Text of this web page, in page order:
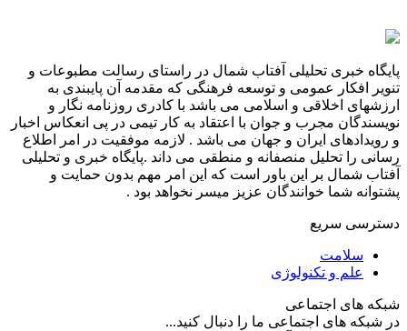
پایگاه خبری تحلیلی آفتاب شمال در راستای رسالت مطبوعات و
تنویر افکار عمومی و توسعه فرهنگی که مقدمه آن پایبندی به
ارزشهای اخلاقی و اسلامی می باشد با کادری روزنامه نگار و
نویسندگان مجرب و جوان با اعتقاد به کار تیمی در پی انعکاس اخبار
و رویدادهای ایران و جهان می باشد . لازمه موفقیت در امر اطلاع
رسانی را تحلیل منصفانه و منطقی می داند .پایگاه خبری و تحلیلی
آفتاب شمال بر این باور است که این امر مهم بدون حمایت و
پشتوانه شما خوانندگان عزیز میسر نخواهد بود .
دسترسی سریع
سلامت
علم و تکنولوژی
شبکه های اجتماعی
در شبکه های اجتماعی ما را دنبال کنید...